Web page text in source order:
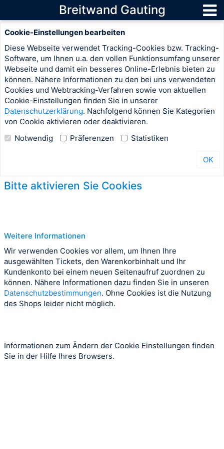
Breitwand Gauting
Cookie-Einstellungen bearbeiten
Diese Webseite verwendet Tracking-Cookies bzw. Tracking-
Software, um Ihnen u.a. den vollen Funktionsumfang unserer
Webseite und damit ein besseres Online-Erlebnis bieten zu
können. Nähere Informationen zu den bei uns verwendeten
Cookies und Webtracking-Verfahren sowie von aktuellen
Cookie-Einstellungen finden Sie in unserer
Datenschutzerklärung. Nachfolgend können Sie Kategorien
von Cookie aktivieren oder deaktivieren.
Notwendig
Präferenzen Statistiken
OK
Bitte aktivieren Sie Cookies
Weitere Informationen
Wir verwenden Cookies vor allem, um Ihnen Ihre
ausgewählten Tickets, den Warenkorbinhalt und Ihr
Kundenkonto bei einem neuen Seitenaufruf zuordnen zu
können. Nähere Informationen dazu finden Sie in unseren
Datenschutzbestimmungen. Ohne Cookies ist die Nutzung
des Shops leider nicht möglich.
Informationen zum Ändern der Cookie Einstellungen finden
Sie in der Hilfe Ihres Browsers.